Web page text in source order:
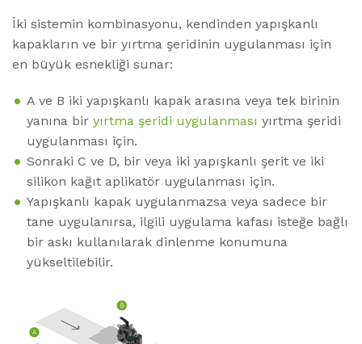
İki sistemin kombinasyonu, kendinden yapışkanlı
kapakların ve bir yırtma şeridinin uygulanması için
en büyük esnekliği sunar:
A ve B iki yapışkanlı kapak arasına veya tek birinin
yanına bir yırtma şeridi uygulanması yırtma şeridi
uygulanması için.
Sonraki C ve D, bir veya iki yapışkanlı şerit ve iki
silikon kağıt aplikatör uygulanması için.
Yapışkanlı kapak uygulanmazsa veya sadece bir
tane uygulanırsa, ilgili uygulama kafası isteğe bağlı
bir askı kullanılarak dinlenme konumuna
yükseltilebilir.